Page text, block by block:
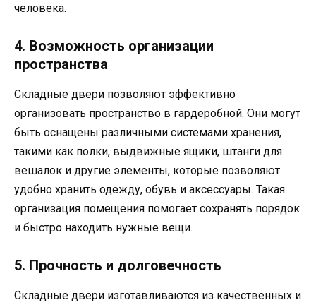
человека.
4. Возможность организации
пространства
Складные двери позволяют эффективно
организовать пространство в гардеробной. Они могут
быть оснащены различными системами хранения,
такими как полки, выдвижные ящики, штанги для
вешалок и другие элементы, которые позволяют
удобно хранить одежду, обувь и аксессуары. Такая
организация помещения помогает сохранять порядок
и быстро находить нужные вещи.
5. Прочность и долговечность
Складные двери изготавливаются из качественных и